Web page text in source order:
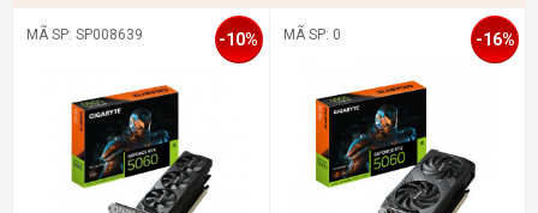
MÃ SP: SP008639 -10% MÃ SP: 0 -16%